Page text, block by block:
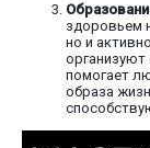
здоровьем
но и
организуют
помогает
образа